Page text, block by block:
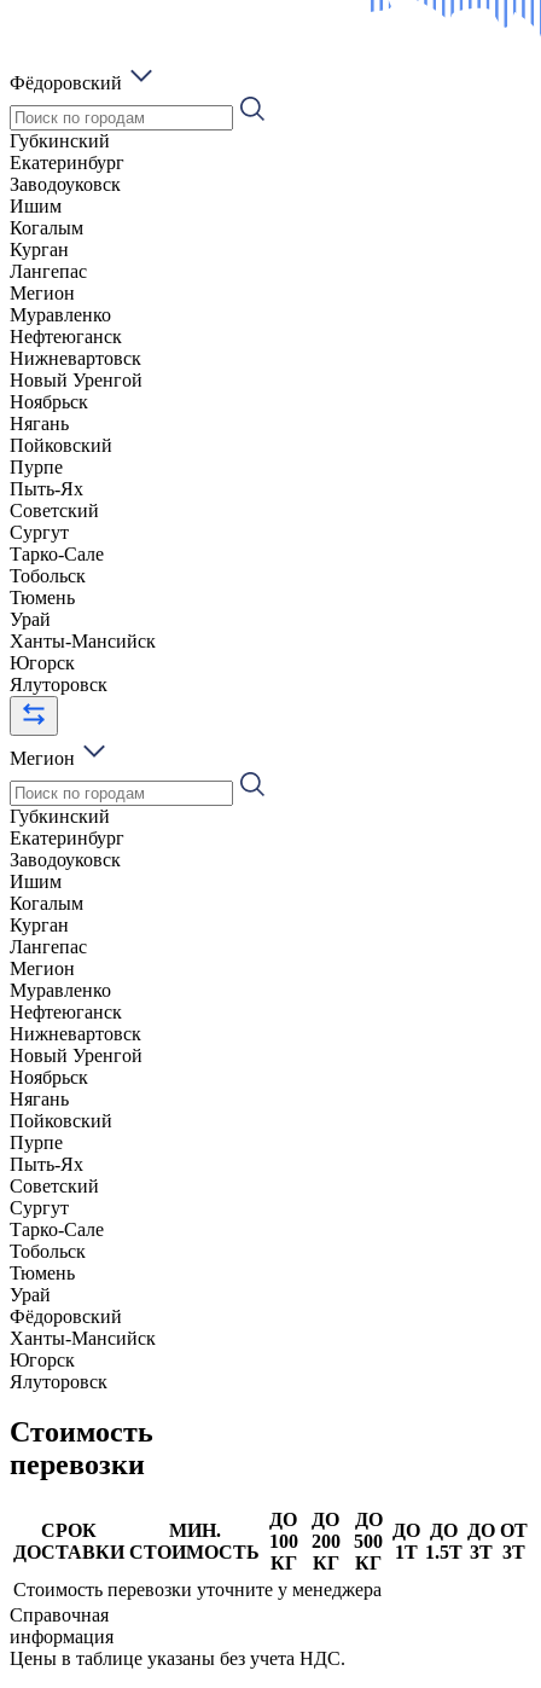
Фёдоровский
Губкинский
Екатеринбург
Заводоуковск
Ишим
Когалым
Курган
Лангепас
Мегион
Муравленко
Нефтеюганск
Нижневартовск
Новый Уренгой
Ноябрьск
Нягань
Пойковский
Пурпе
Пыть-Ях
Советский
Сургут
Тарко-Сале
Тобольск
Тюмень
Урай
Ханты-Мансийск
Югорск
Ялуторовск
Мегион
Губкинский
Екатеринбург
Заводоуковск
Ишим
Когалым
Курган
Лангепас
Мегион
Муравленко
Нефтеюганск
Нижневартовск
Новый Уренгой
Ноябрьск
Нягань
Пойковский
Пурпе
Пыть-Ях
Советский
Сургут
Тарко-Сале
Тобольск
Тюмень
Урай
Фёдоровский
Ханты-Мансийск
Югорск
Ялуторовск
Стоимость
перевозки
СРОК
ДОСТАВКИ
МИН.
СТОИМОСТЬ
ДО
100
КГ
ДО
200
КГ
ДО
500
КГ
ДО
1Т
ДО
1.5Т
ДО
3Т
ОТ
3Т
Стоимость перевозки уточните у менеджера
Справочная
информация
Цены в таблице указаны без учета НДС.